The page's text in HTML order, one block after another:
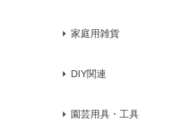
家庭用雑貨
DIY関連
園芸用具・工具